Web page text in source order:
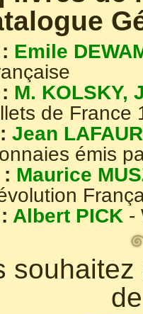
Emile
M. KOLSKY,
de France
Jean
émis
: Maurice
Albert PICK -